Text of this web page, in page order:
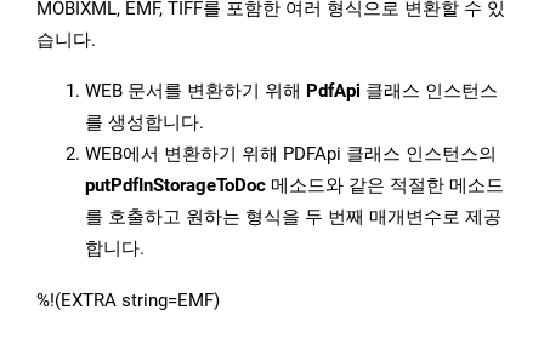
MOBIXML, EMF, TIFF를 포함한 여러 형식으로 변환할 수 있
습니다.
WEB 문서를 변환하기 위해 PdfApi 클래스 인스턴스
를 생성합니다.
WEB에서 변환하기 위해 PDFApi 클래스 인스턴스의
putPdfInStorageToDoc 메소드와 같은 적절한 메소드
를 호출하고 원하는 형식을 두 번째 매개변수로 제공
합니다.
%!(EXTRA string=EMF)